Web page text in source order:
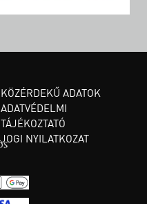
KÖZÉRDEKŰ ADATOK
ADATVÉDELMI
TÁJÉKOZTATÓ
JOGI NYILATKOZAT